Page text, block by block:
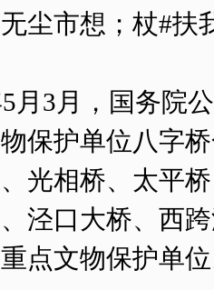
尘市想；杖#
3月，国务院公
保护单位八字
光相桥、太平
泾口大桥、西
点文物保护单